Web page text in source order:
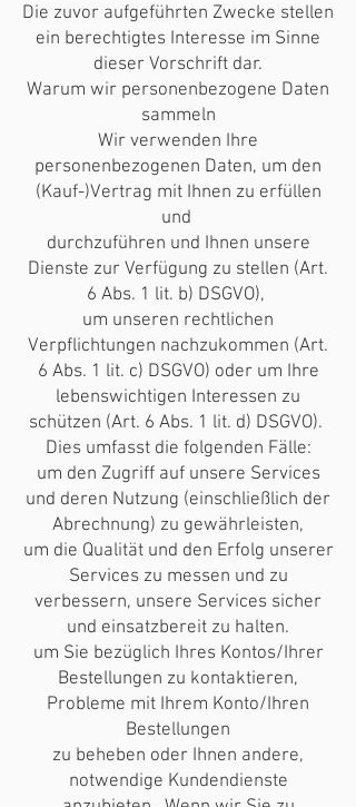
Die zuvor aufgeführten Zwecke stellen
ein berechtigtes Interesse im Sinne
dieser Vorschrift dar.
Warum wir personenbezogene Daten
sammeln
Wir verwenden Ihre
personenbezogenen Daten, um den
(Kauf-)Vertrag mit Ihnen zu erfüllen
und
durchzuführen und Ihnen unsere
Dienste zur Verfügung zu stellen (Art.
6 Abs. 1 lit. b) DSGVO),
um unseren rechtlichen
Verpflichtungen nachzukommen (Art.
6 Abs. 1 lit. c) DSGVO) oder um Ihre
lebenswichtigen Interessen zu
schützen (Art. 6 Abs. 1 lit. d) DSGVO).
Dies umfasst die folgenden Fälle:
um den Zugriff auf unsere Services
und deren Nutzung (einschließlich der
Abrechnung) zu gewährleisten,
um die Qualität und den Erfolg unserer
Services zu messen und zu
verbessern, unsere Services sicher
und einsatzbereit zu halten.
um Sie bezüglich Ihres Kontos/Ihrer
Bestellungen zu kontaktieren,
Probleme mit Ihrem Konto/Ihren
Bestellungen
zu beheben oder Ihnen andere,
notwendige Kundendienste